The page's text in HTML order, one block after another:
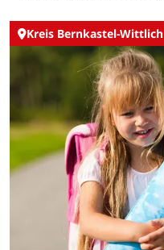
Kreis Bernkastel-Wittlich